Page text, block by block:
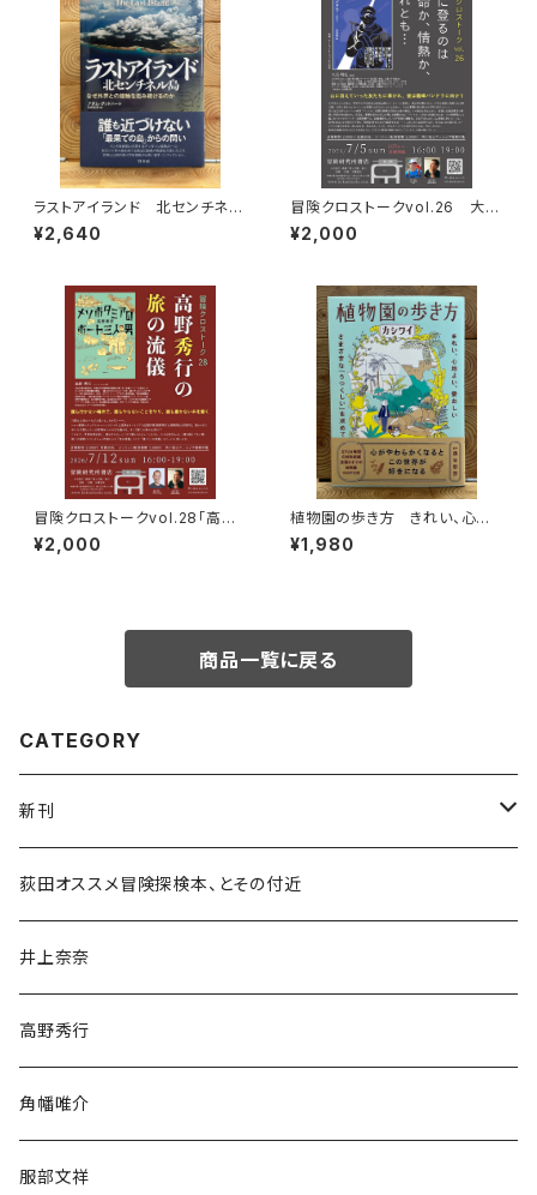
ラストアイランド 北センチネル
島 なぜ外界との接触を拒み続
けるのか
¥2,640
冒険クロストークvol.26 大石
明弘「山に登るのは 宿命か、情
熱か、それとも…」録画視聴権
¥2,000
冒険クロストークvol.28「高野
秀行の旅の流儀」録画視聴権
¥2,000
植物園の歩き方 きれい、心地
よい、愛おしい さまざまな「うつ
くしい」を求めて
¥1,980
商品一覧に戻る
CATEGORY
新刊
和書
文学・小説・物語
随筆・ノンフィクション・その他
荻田オススメ冒険探検本、とその付近
井上奈奈
高野秀行
角幡唯介
服部文祥